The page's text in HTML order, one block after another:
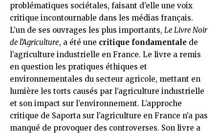
problématiques sociétales, faisant d’elle une voix
critique incontournable dans les médias français.
L’un de ses ouvrages les plus importants, Le Livre Noir
de l’Agriculture, a été une critique fondamentale de
l’agriculture industrielle en France. Le livre a remis
en question les pratiques éthiques et
environnementales du secteur agricole, mettant en
lumière les torts causés par l’agriculture industrielle
et son impact sur l’environnement. L’approche
critique de Saporta sur l’agriculture en France n’a pas
manqué de provoquer des controverses. Son livre a